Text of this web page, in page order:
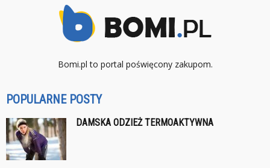
Bomi.pl to portal poświęcony zakupom.
POPULARNE POSTY
DAMSKA ODZIEŻ TERMOAKTYWNA